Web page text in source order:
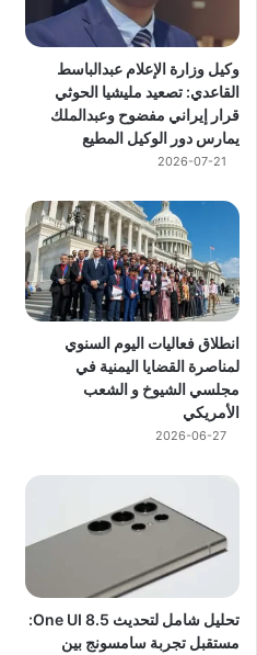
وكيل وزارة الإعلام عبدالباسط
القاعدي: تصعيد مليشيا الحوثي
قرار إيراني مفضوح وعبدالملك
يمارس دور الوكيل المطيع
2026-07-21
انطلاق فعاليات اليوم السنوي
لمناصرة القضايا اليمنية في
مجلسي الشيوخ و الشعب
الأمريكي
2026-06-27
تحليل شامل لتحديث One UI 8.5:
مستقبل تجربة سامسونج بين